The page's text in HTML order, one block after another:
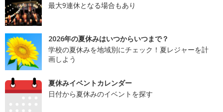
最大9連休となる場合もあり
2026年の夏休みはいつからいつまで？
学校の夏休みを地域別にチェック！夏レジャーを計
画しよう
夏休みイベントカレンダー
日付から夏休みのイベントを探す